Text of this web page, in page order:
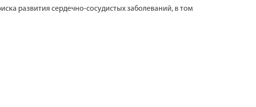
развития сердечно-сосудистых заболеваний, в том